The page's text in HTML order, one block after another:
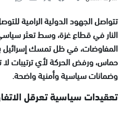
تتواصل الجهود الدولية الرامية
النار في قطاع غزة، وسط تعثر
المفاوضات، في ظل تمسك إسرائيل
حماس، ورفض الحركة لأي ترتيبات لا
وضمانات سياسية وأمنية واضحة.
تعقيدات سياسية تعرقل